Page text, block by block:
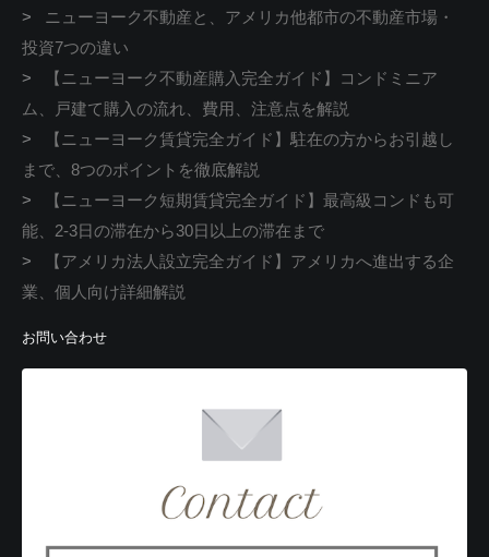
>
ニューヨーク不動産と、アメリカ他都市の不動産市場・
投資7つの違い
>
【ニューヨーク不動産購入完全ガイド】コンドミニア
ム、戸建て購入の流れ、費用、注意点を解説
>
【ニューヨーク賃貸完全ガイド】駐在の方からお引越し
まで、8つのポイントを徹底解説
>
【ニューヨーク短期賃貸完全ガイド】最高級コンドも可
能、2-3日の滞在から30日以上の滞在まで
>
【アメリカ法人設立完全ガイド】アメリカへ進出する企
業、個人向け詳細解説
お問い合わせ